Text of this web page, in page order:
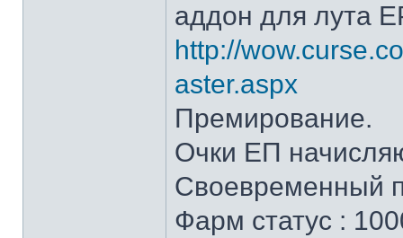
аддон для лута
http://
aster.aspx
Премирование.
Очки ЕП
Своевременный
Фарм статус :